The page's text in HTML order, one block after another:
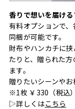
香りで想いを届け
有料オプションで
同梱が可能です。
財布やハンカチに
たりと、贈られた
ます。
贈りたいシーンやお
※1枚 ￥330（税込）
▷詳しくはこちら